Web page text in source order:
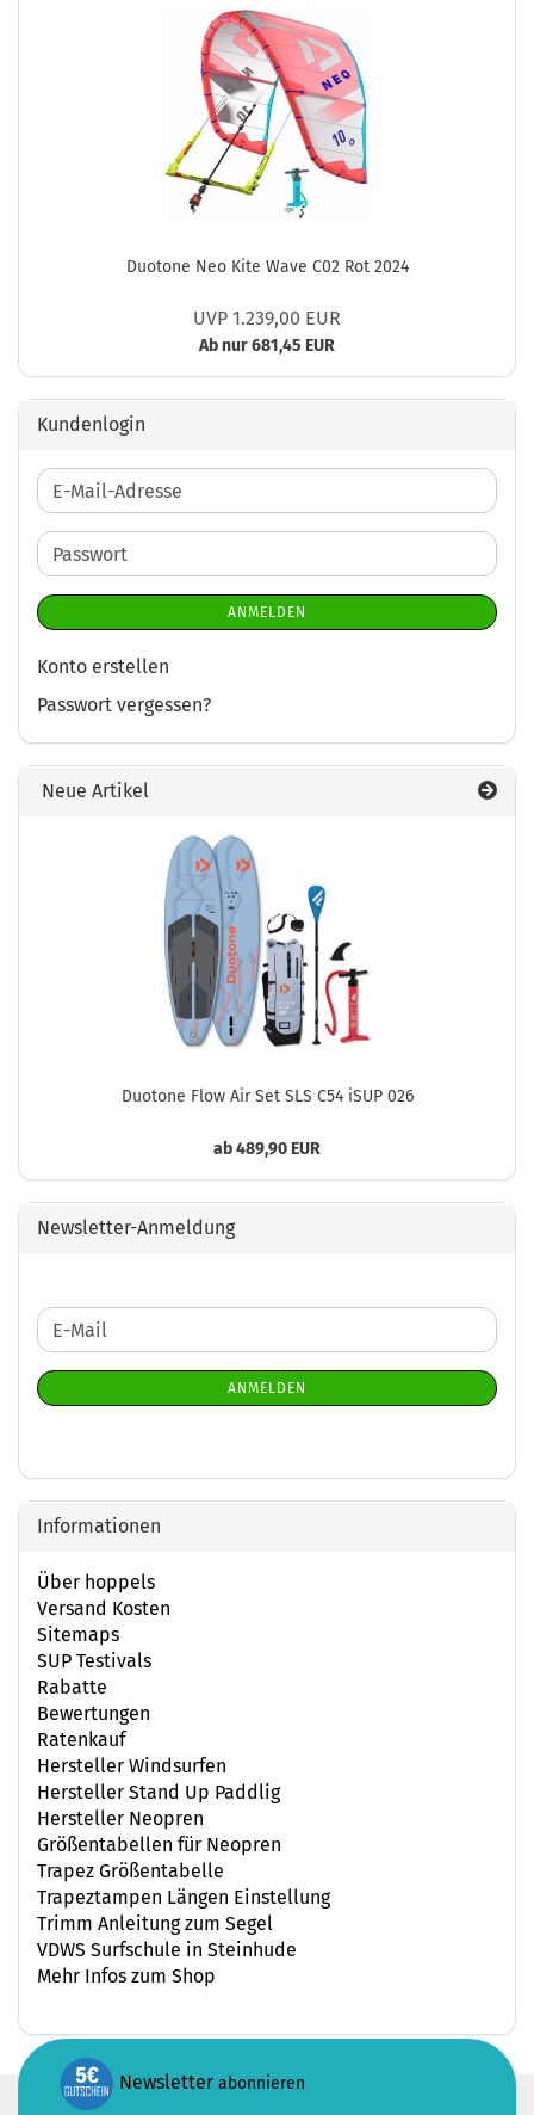
Duotone Neo Kite Wave C02 Rot 2024
UVP 1.239,00 EUR
Ab nur 681,45 EUR
Kundenlogin
E-
Mail-
Adresse
Passwort
ANMELDEN
Konto erstellen
Passwort vergessen?
Neue Artikel
Duotone Flow Air Set SLS C54 iSUP 026
ab 489,90 EUR
Newsletter-Anmeldung
WEITER
ZUR
NEWSLETTER-
ANMELDUNG
E-
Mail
ANMELDEN
Informationen
Über hoppels
Versand Kosten
Sitemaps
SUP Testivals
Rabatte
Bewertungen
Ratenkauf
Hersteller Windsurfen
Hersteller Stand Up Paddlig
Hersteller Neopren
Größentabellen für Neopren
Trapez Größentabelle
Trapeztampen Längen Einstellung
Trimm Anleitung zum Segel
VDWS Surfschule in Steinhude
Mehr Infos zum Shop
Newsletter abonnieren